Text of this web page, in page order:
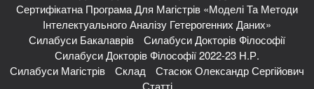
Сертифікатна Програма Для Магістрів «Моделі Та Методи
Інтелектуального Аналізу Гетерогенних Даних»
Силабуси Бакалаврів
Силабуси Докторів Філософії
Силабуси Докторів Філософії 2022-23 Н.р.
Силабуси Магістрів
Склад
Стасюк Олександр Сергійович